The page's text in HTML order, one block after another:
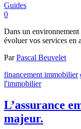
Guides
0
Dans un
évoluer vos services en
ParPascal Beuvelet
financement immobilier
l'immobilier
L’assurance
majeur.